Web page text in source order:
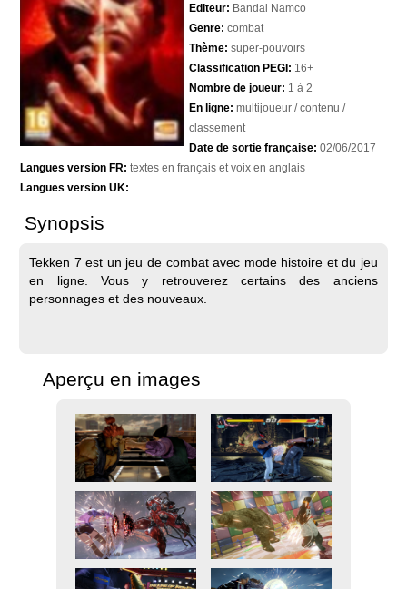
Editeur: Bandai Namco
Genre: combat
Thème: super-pouvoirs
Classification PEGI: 16+
Nombre de joueur: 1 à 2
En ligne: multijoueur / contenu /
classement
Date de sortie française: 02/06/2017
Langues version FR: textes en français et voix en anglais
Langues version UK:
Synopsis
Tekken 7 est un jeu de combat avec mode histoire et du jeu
en ligne. Vous y retrouverez certains des anciens
personnages et des nouveaux.
Aperçu en images